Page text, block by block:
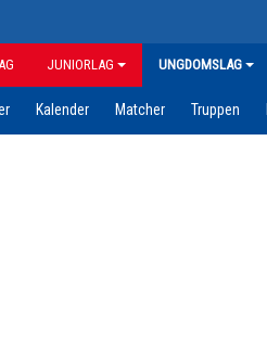
JUNIORLAG UNGDOMSLAG
Kalender Matcher Truppen